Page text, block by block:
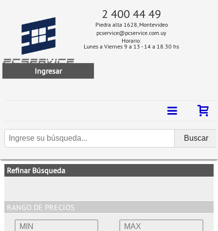
2 400 44 49
Piedra alta 1628, Montevideo
pcservice@pcservice.com.uy
Horario:
Lunes a Viernes 9 a 13 - 14 a 18.30 hs
Ingresar
Refinar Búsqueda
RANGO DE PRECIOS